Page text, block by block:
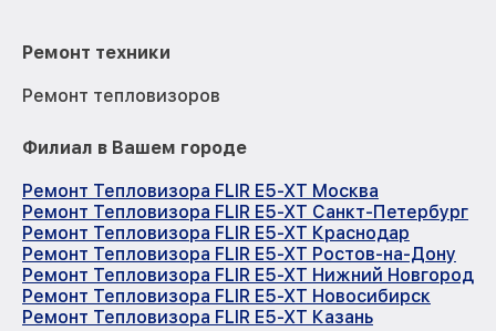
Ремонт техники
Ремонт тепловизоров
Филиал в Вашем городе
Ремонт Тепловизора FLIR E5-XT Москва
Ремонт Тепловизора FLIR E5-XT Санкт-Петербург
Ремонт Тепловизора FLIR E5-XT Краснодар
Ремонт Тепловизора FLIR E5-XT Ростов-на-Дону
Ремонт Тепловизора FLIR E5-XT Нижний Новгород
Ремонт Тепловизора FLIR E5-XT Новосибирск
Ремонт Тепловизора FLIR E5-XT Казань